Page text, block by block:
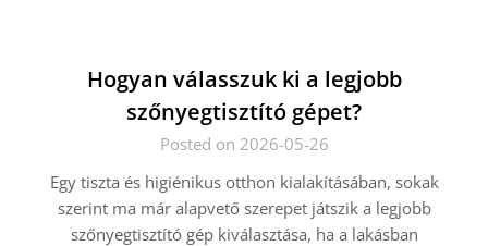
Hogyan válasszuk ki a legjobb
szőnyegtisztító gépet?
Posted on 2026-05-26
Egy tiszta és higiénikus otthon kialakításában, sokak
szerint ma már alapvető szerepet játszik a legjobb
szőnyegtisztító gép kiválasztása, ha a lakásban